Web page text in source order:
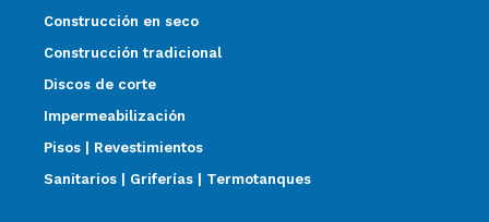
Construcción en seco
Construcción tradicional
Discos de corte
Impermeabilización
Pisos | Revestimientos
Sanitarios | Griferías | Termotanques